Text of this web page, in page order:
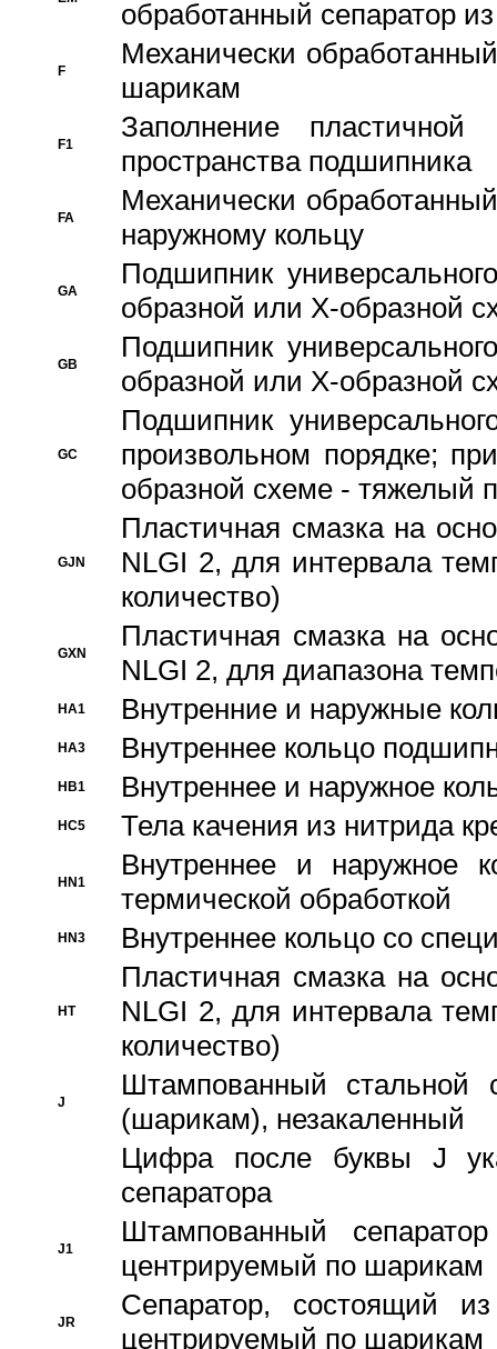
обработанный сепаратор
F
Механически
шарикам
F1
Заполнение
пространства подшипника
FA
Механически
наружному кольцу
GA
Подшипник
образной или Х-образной
GB
Подшипник
образной или Х-образной
GC
Подшипник
произвольном порядке;
образной схеме - тяжелый
GJN
Пластичная смазка на
NLGI 2, для интервала
количество)
GXN
Пластичная смазка на
NLGI 2, для диапазона
HA1 Внутренние и наружные
HA3 Bнутреннее кольцо
HB1 Bнутреннее и наружное
HC5 Тела качения из нитрида
HN1
Bнутреннее и наружное
термической обработкой
HN3 Внутреннее кольцо со
HT
Пластичная смазка на
NLGI 2, для интервала
количество)
J
Штампованный стальной
(шарикам), незакаленный
Цифра после буквы J
сепаратора
J1
Штампованный
центрируемый по шарикам
JR
Сепаратор, состоящий
центрируемый по шарикам